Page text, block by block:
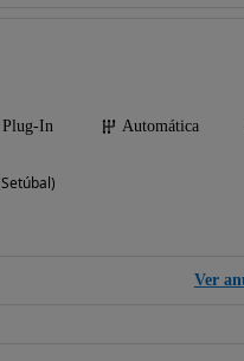
In Automática
Ver